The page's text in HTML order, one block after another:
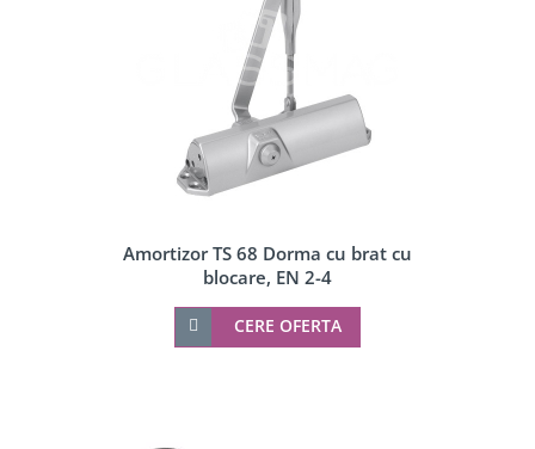
Amortizor TS 68 Dorma cu brat cu
blocare, EN 2-4
CERE OFERTA